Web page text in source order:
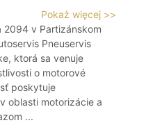
Pokaż więcej >>
2094 v Partizánskom
Pneuservis
ktorá sa venuje
o motorové
poskytuje
oblasti motorizácie a
...